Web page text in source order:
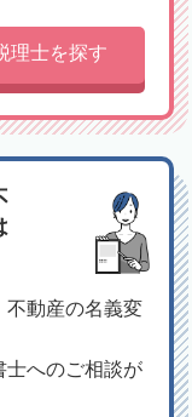
理士を探す
不動産の名義変
士へのご相談が